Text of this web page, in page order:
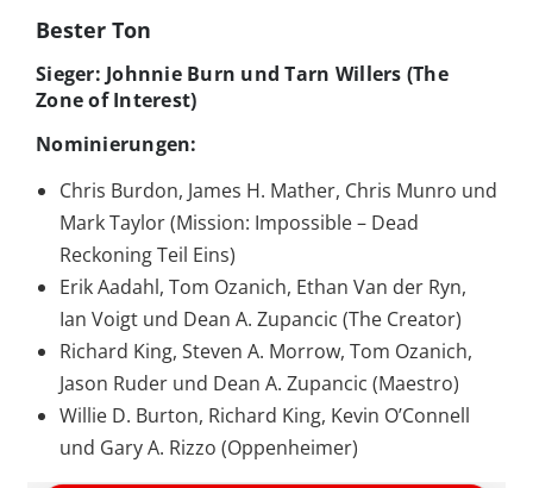
Bester Ton
Sieger: Johnnie Burn und Tarn Willers (The
Zone of Interest)
Nominierungen:
Chris Burdon, James H. Mather, Chris Munro und
Mark Taylor (Mission: Impossible – Dead
Reckoning Teil Eins)
Erik Aadahl, Tom Ozanich, Ethan Van der Ryn,
Ian Voigt und Dean A. Zupancic (The Creator)
Richard King, Steven A. Morrow, Tom Ozanich,
Jason Ruder und Dean A. Zupancic (Maestro)
Willie D. Burton, Richard King, Kevin O’Connell
und Gary A. Rizzo (Oppenheimer)